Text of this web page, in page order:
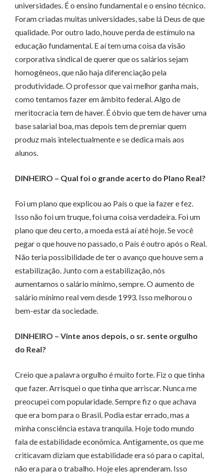
universidades. É o ensino fundamental e o ensino técnico.
Foram criadas muitas universidades, sabe lá Deus de que
qualidade. Por outro lado, houve perda de estímulo na
educação fundamental. E aí tem uma coisa da visão
corporativa sindical de querer que os salários sejam
homogêneos, que não haja diferenciação pela
produtividade. O professor que vai melhor ganha mais,
como tentamos fazer em âmbito federal. Algo de
meritocracia tem de haver. É óbvio que tem de haver uma
base salarial boa, mas depois tem de premiar quem
produz mais intelectualmente e se dedica mais aos
alunos.
DINHEIRO – Qual foi o grande acerto do Plano Real?
Foi um plano que explicou ao País o que ia fazer e fez.
Isso não foi um truque, foi uma coisa verdadeira. Foi um
plano que deu certo, a moeda está aí até hoje. Se você
pegar o que houve no pas­­sado, o País é outro após o Real.
Não teria possibilidade de ter o avanço que houve sem a
estabilização. Junto com a estabilização, nós
aumentamos o salário mínimo, sempre. O aumento de
salário mínimo real vem desde 1993. Isso melhorou o
bem-estar da sociedade.
DINHEIRO – Vinte anos depois, o sr. sente orgulho
do Real?
Creio que a palavra orgulho é muito forte. Fiz o que tinha
que fazer. Arrisquei o que tinha que arriscar. Nunca me
preocupei com popularidade. Sempre fiz o que achava
que era bom para o Brasil. Podia estar errado, mas a
minha consciência estava tranquila. Hoje todo mundo
fala de estabilidade econômica. Antigamente, os que me
criticavam diziam que estabilidade era só para o capital,
não era para o trabalho. Hoje eles aprenderam. Isso